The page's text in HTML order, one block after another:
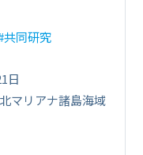
共同研究
日
マリアナ諸島海域